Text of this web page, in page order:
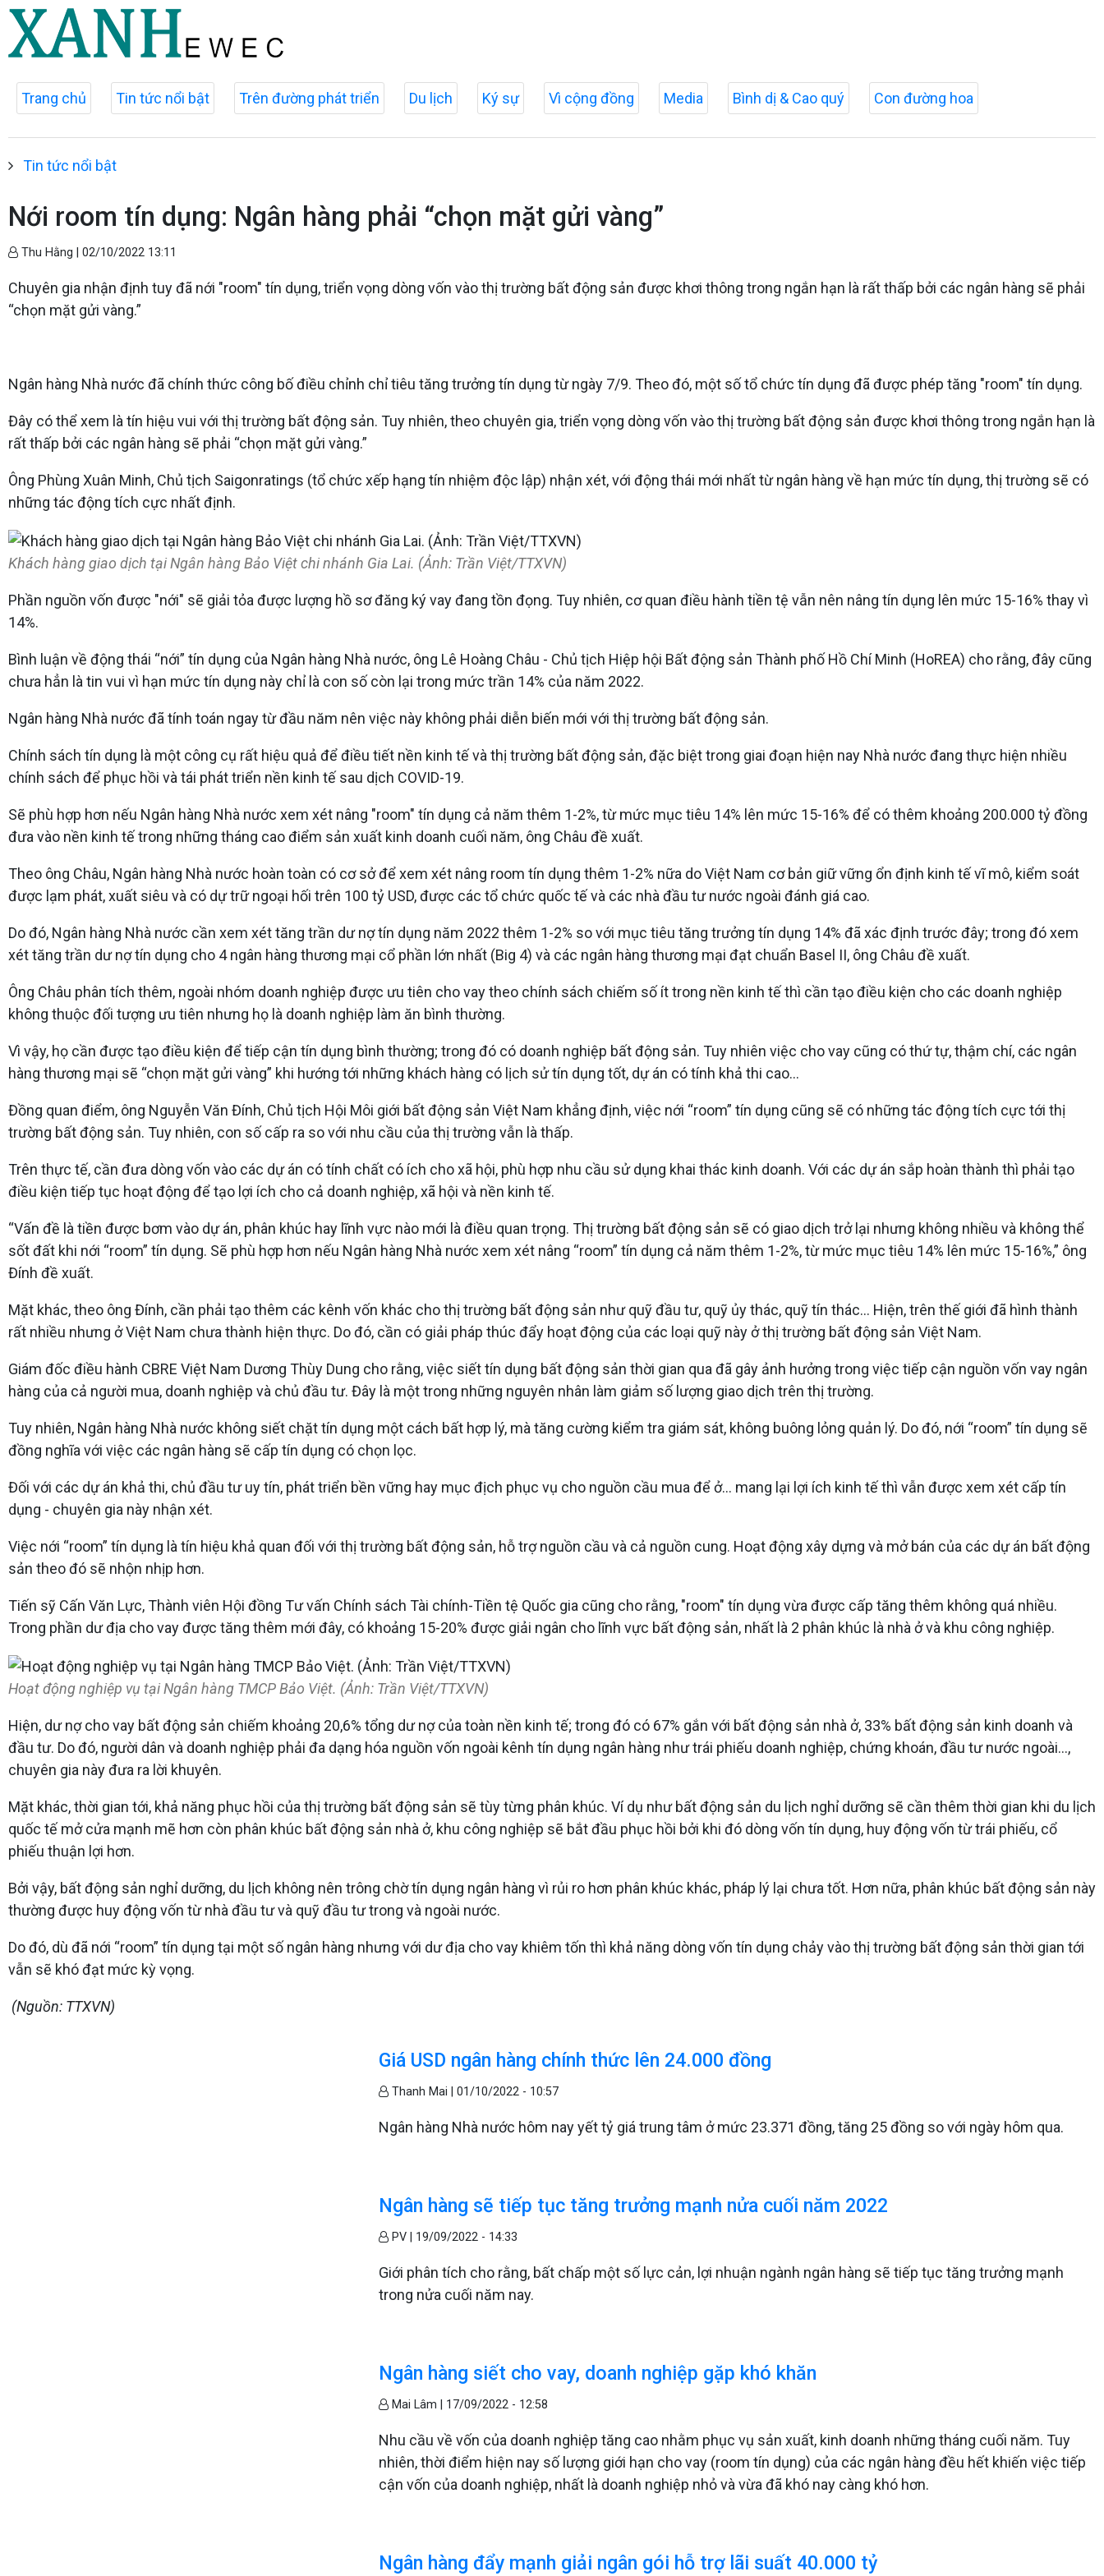
Trang chủ Tin tức nổi bật Trên đường phát triển Du lịch Ký sự Vì cộng đồng Media Bình dị & Cao quý Con đường hoa
Tin tức nổi bật
Nới room tín dụng: Ngân hàng phải “chọn mặt gửi vàng”
Thu Hằng | 02/10/2022 13:11
Chuyên gia nhận định tuy đã nới "room" tín dụng, triển vọng dòng vốn vào thị trường bất động sản được khơi thông trong ngắn hạn là rất thấp bởi các ngân hàng sẽ phải
“chọn mặt gửi vàng.”
Ngân hàng Nhà nước đã chính thức công bố điều chỉnh chỉ tiêu tăng trưởng tín dụng từ ngày 7/9. Theo đó, một số tổ chức tín dụng đã được phép tăng "room" tín dụng.
Đây có thể xem là tín hiệu vui với thị trường bất động sản. Tuy nhiên, theo chuyên gia, triển vọng dòng vốn vào thị trường bất động sản được khơi thông trong ngắn hạn là
rất thấp bởi các ngân hàng sẽ phải “chọn mặt gửi vàng.”
Ông Phùng Xuân Minh, Chủ tịch Saigonratings (tổ chức xếp hạng tín nhiệm độc lập) nhận xét, với động thái mới nhất từ ngân hàng về hạn mức tín dụng, thị trường sẽ có
những tác động tích cực nhất định.
Khách hàng giao dịch tại Ngân hàng Bảo Việt chi nhánh Gia Lai. (Ảnh: Trần Việt/TTXVN)
Phần nguồn vốn được "nới" sẽ giải tỏa được lượng hồ sơ đăng ký vay đang tồn đọng. Tuy nhiên, cơ quan điều hành tiền tệ vẫn nên nâng tín dụng lên mức 15-16% thay vì
14%.
Bình luận về động thái “nới” tín dụng của Ngân hàng Nhà nước, ông Lê Hoàng Châu - Chủ tịch Hiệp hội Bất động sản Thành phố Hồ Chí Minh (HoREA) cho rằng, đây cũng
chưa hẳn là tin vui vì hạn mức tín dụng này chỉ là con số còn lại trong mức trần 14% của năm 2022.
Ngân hàng Nhà nước đã tính toán ngay từ đầu năm nên việc này không phải diễn biến mới với thị trường bất động sản.
Chính sách tín dụng là một công cụ rất hiệu quả để điều tiết nền kinh tế và thị trường bất động sản, đặc biệt trong giai đoạn hiện nay Nhà nước đang thực hiện nhiều
chính sách để phục hồi và tái phát triển nền kinh tế sau dịch COVID-19.
Sẽ phù hợp hơn nếu Ngân hàng Nhà nước xem xét nâng "room" tín dụng cả năm thêm 1-2%, từ mức mục tiêu 14% lên mức 15-16% để có thêm khoảng 200.000 tỷ đồng
đưa vào nền kinh tế trong những tháng cao điểm sản xuất kinh doanh cuối năm, ông Châu đề xuất.
Theo ông Châu, Ngân hàng Nhà nước hoàn toàn có cơ sở để xem xét nâng room tín dụng thêm 1-2% nữa do Việt Nam cơ bản giữ vững ổn định kinh tế vĩ mô, kiểm soát
được lạm phát, xuất siêu và có dự trữ ngoại hối trên 100 tỷ USD, được các tổ chức quốc tế và các nhà đầu tư nước ngoài đánh giá cao.
Do đó, Ngân hàng Nhà nước cần xem xét tăng trần dư nợ tín dụng năm 2022 thêm 1-2% so với mục tiêu tăng trưởng tín dụng 14% đã xác định trước đây; trong đó xem
xét tăng trần dư nợ tín dụng cho 4 ngân hàng thương mại cổ phần lớn nhất (Big 4) và các ngân hàng thương mại đạt chuẩn Basel II, ông Châu đề xuất.
Ông Châu phân tích thêm, ngoài nhóm doanh nghiệp được ưu tiên cho vay theo chính sách chiếm số ít trong nền kinh tế thì cần tạo điều kiện cho các doanh nghiệp
không thuộc đối tượng ưu tiên nhưng họ là doanh nghiệp làm ăn bình thường.
Vì vậy, họ cần được tạo điều kiện để tiếp cận tín dụng bình thường; trong đó có doanh nghiệp bất động sản. Tuy nhiên việc cho vay cũng có thứ tự, thậm chí, các ngân
hàng thương mại sẽ “chọn mặt gửi vàng” khi hướng tới những khách hàng có lịch sử tín dụng tốt, dự án có tính khả thi cao...
Đồng quan điểm, ông Nguyễn Văn Đính, Chủ tịch Hội Môi giới bất động sản Việt Nam khẳng định, việc nới “room” tín dụng cũng sẽ có những tác động tích cực tới thị
trường bất động sản. Tuy nhiên, con số cấp ra so với nhu cầu của thị trường vẫn là thấp.
Trên thực tế, cần đưa dòng vốn vào các dự án có tính chất có ích cho xã hội, phù hợp nhu cầu sử dụng khai thác kinh doanh. Với các dự án sắp hoàn thành thì phải tạo
điều kiện tiếp tục hoạt động để tạo lợi ích cho cả doanh nghiệp, xã hội và nền kinh tế.
“Vấn đề là tiền được bơm vào dự án, phân khúc hay lĩnh vực nào mới là điều quan trọng. Thị trường bất động sản sẽ có giao dịch trở lại nhưng không nhiều và không thể
sốt đất khi nới “room” tín dụng. Sẽ phù hợp hơn nếu Ngân hàng Nhà nước xem xét nâng “room” tín dụng cả năm thêm 1-2%, từ mức mục tiêu 14% lên mức 15-16%,” ông
Đính đề xuất.
Mặt khác, theo ông Đính, cần phải tạo thêm các kênh vốn khác cho thị trường bất động sản như quỹ đầu tư, quỹ ủy thác, quỹ tín thác... Hiện, trên thế giới đã hình thành
rất nhiều nhưng ở Việt Nam chưa thành hiện thực. Do đó, cần có giải pháp thúc đẩy hoạt động của các loại quỹ này ở thị trường bất động sản Việt Nam.
Giám đốc điều hành CBRE Việt Nam Dương Thùy Dung cho rằng, việc siết tín dụng bất động sản thời gian qua đã gây ảnh hưởng trong việc tiếp cận nguồn vốn vay ngân
hàng của cả người mua, doanh nghiệp và chủ đầu tư. Đây là một trong những nguyên nhân làm giảm số lượng giao dịch trên thị trường.
Tuy nhiên, Ngân hàng Nhà nước không siết chặt tín dụng một cách bất hợp lý, mà tăng cường kiểm tra giám sát, không buông lỏng quản lý. Do đó, nới “room” tín dụng sẽ
đồng nghĩa với việc các ngân hàng sẽ cấp tín dụng có chọn lọc.
Đối với các dự án khả thi, chủ đầu tư uy tín, phát triển bền vững hay mục địch phục vụ cho nguồn cầu mua để ở... mang lại lợi ích kinh tế thì vẫn được xem xét cấp tín
dụng - chuyên gia này nhận xét.
Việc nới “room” tín dụng là tín hiệu khả quan đối với thị trường bất động sản, hỗ trợ nguồn cầu và cả nguồn cung. Hoạt động xây dựng và mở bán của các dự án bất động
sản theo đó sẽ nhộn nhịp hơn.
Tiến sỹ Cấn Văn Lực, Thành viên Hội đồng Tư vấn Chính sách Tài chính-Tiền tệ Quốc gia cũng cho rằng, "room" tín dụng vừa được cấp tăng thêm không quá nhiều.
Trong phần dư địa cho vay được tăng thêm mới đây, có khoảng 15-20% được giải ngân cho lĩnh vực bất động sản, nhất là 2 phân khúc là nhà ở và khu công nghiệp.
Hoạt động nghiệp vụ tại Ngân hàng TMCP Bảo Việt. (Ảnh: Trần Việt/TTXVN)
Hiện, dư nợ cho vay bất động sản chiếm khoảng 20,6% tổng dư nợ của toàn nền kinh tế; trong đó có 67% gắn với bất động sản nhà ở, 33% bất động sản kinh doanh và
đầu tư. Do đó, người dân và doanh nghiệp phải đa dạng hóa nguồn vốn ngoài kênh tín dụng ngân hàng như trái phiếu doanh nghiệp, chứng khoán, đầu tư nước ngoài...,
chuyên gia này đưa ra lời khuyên.
Mặt khác, thời gian tới, khả năng phục hồi của thị trường bất động sản sẽ tùy từng phân khúc. Ví dụ như bất động sản du lịch nghỉ dưỡng sẽ cần thêm thời gian khi du lịch
quốc tế mở cửa mạnh mẽ hơn còn phân khúc bất động sản nhà ở, khu công nghiệp sẽ bắt đầu phục hồi bởi khi đó dòng vốn tín dụng, huy động vốn từ trái phiếu, cổ
phiếu thuận lợi hơn.
Bởi vậy, bất động sản nghỉ dưỡng, du lịch không nên trông chờ tín dụng ngân hàng vì rủi ro hơn phân khúc khác, pháp lý lại chưa tốt. Hơn nữa, phân khúc bất động sản này
thường được huy động vốn từ nhà đầu tư và quỹ đầu tư trong và ngoài nước.
Do đó, dù đã nới “room” tín dụng tại một số ngân hàng nhưng với dư địa cho vay khiêm tốn thì khả năng dòng vốn tín dụng chảy vào thị trường bất động sản thời gian tới
vẫn sẽ khó đạt mức kỳ vọng.
(Nguồn: TTXVN)
Giá USD ngân hàng chính thức lên 24.000 đồng
Thanh Mai |01/10/2022 - 10:57
Ngân hàng Nhà nước hôm nay yết tỷ giá trung tâm ở mức 23.371 đồng, tăng 25 đồng so với ngày hôm qua.
Ngân hàng sẽ tiếp tục tăng trưởng mạnh nửa cuối năm 2022
PV | 19/09/2022 - 14:33
Giới phân tích cho rằng, bất chấp một số lực cản, lợi nhuận ngành ngân hàng sẽ tiếp tục tăng trưởng mạnh
trong nửa cuối năm nay.
Ngân hàng siết cho vay, doanh nghiệp gặp khó khăn
Mai Lâm | 17/09/2022 - 12:58
Nhu cầu về vốn của doanh nghiệp tăng cao nhằm phục vụ sản xuất, kinh doanh những tháng cuối năm. Tuy
nhiên, thời điểm hiện nay số lượng giới hạn cho vay (room tín dụng) của các ngân hàng đều hết khiến việc tiếp
cận vốn của doanh nghiệp, nhất là doanh nghiệp nhỏ và vừa đã khó nay càng khó hơn.
Ngân hàng đẩy mạnh giải ngân gói hỗ trợ lãi suất 40.000 tỷ